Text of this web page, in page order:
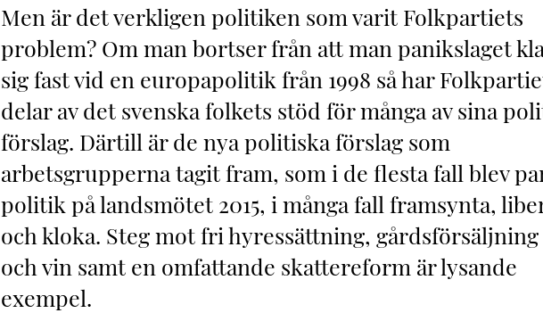
Men är det verkligen politiken som varit Folkpartiets
problem? Om man bortser från att man panikslaget
sig fast vid en europapolitik från 1998 så har
delar av det svenska folkets stöd för många av sina
förslag. Därtill är de nya politiska förslag som
arbetsgrupperna tagit fram, som i de flesta fall blev
politik på landsmötet 2015, i många fall framsynta,
och kloka. Steg mot fri hyressättning, gårdsförsäljning
och vin samt en omfattande skattereform är lysande
exempel.